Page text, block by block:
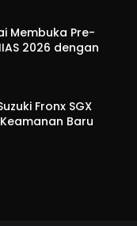
Membuka Pre-
2026 dengan
Fronx SGX
Baru